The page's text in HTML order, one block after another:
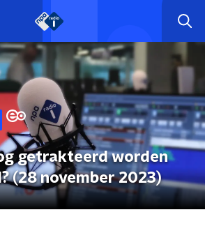
getrakteerd worden
(28 november 2023)